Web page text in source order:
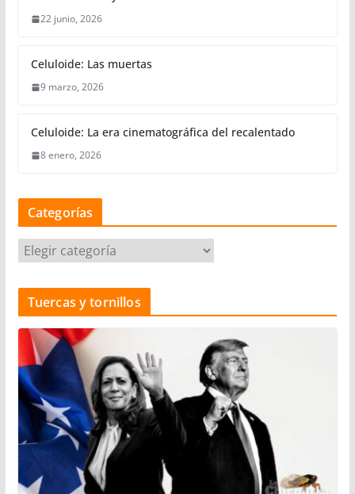
22 junio, 2026
Celuloide: Las muertas
9 marzo, 2026
Celuloide: La era cinematográfica del recalentado
8 enero, 2026
Categorías
a
t
g
r
í
a
s
Tuercas y tornillos